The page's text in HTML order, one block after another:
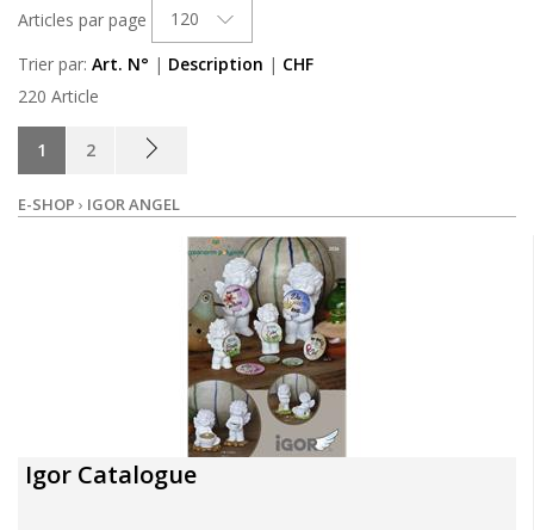
GROUPE DE PRODUITS
Articles par page
120
Trier par: Art. N° | Description | CHF
220 Article
1 2
E-SHOP › IGOR ANGEL
Igor Catalogue